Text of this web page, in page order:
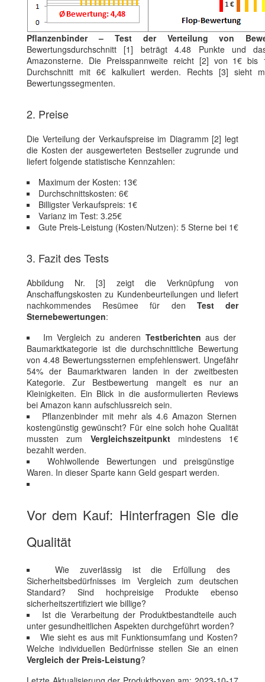
Pflanzenbinder – Test der Verteilung von
Bewertungsdurchschnitt [1] beträgt 4.48 Punkte und
Amazonsterne. Die Preisspannweite reicht [2] von 1€
Durchschnitt mit 6€ kalkuliert werden. Rechts [3] sieht
Bewertungssegmenten.
2. Preise
Die Verteilung der Verkaufspreise im Diagramm [2] legt
die Kosten der ausgewerteten Bestseller zugrunde und
liefert folgende statistische Kennzahlen:
Maximum der Kosten: 13€
Durchschnittskosten: 6€
Billigster Verkaufspreis: 1€
Varianz im Test: 3.25€
Gute Preis-Leistung (Kosten/Nutzen): 5 Sterne bei 1€
3. Fazit des Tests
Abbildung Nr. [3] zeigt die Verknüpfung von
Anschaffungskosten zu Kundenbeurteilungen und liefert
nachkommendes Resümee für den Test der
Sternebewertungen:
Im Vergleich zu anderen Testberichten aus der
Baumarktkategorie ist die durchschnittliche Bewertung
von 4.48 Bewertungssternen empfehlenswert. Ungefähr
54% der Baumarktwaren landen in der zweitbesten
Kategorie. Zur Bestbewertung mangelt es nur an
Kleinigkeiten. Ein Blick in die ausformulierten Reviews
bei Amazon kann aufschlussreich sein.
Pflanzenbinder mit mehr als 4.6 Amazon Sternen
kostengünstig gewünscht? Für eine solch hohe Qualität
mussten zum Vergleichszeitpunktmindestens 1€
bezahlt werden.
Wohlwollende Bewertungen und preisgünstige
Waren. In dieser Sparte kann Geld gespart werden.
Vor dem Kauf: Hinterfragen Sie die
Qualität
Wie zuverlässig ist die Erfüllung des
Sicherheitsbedürfnisses im Vergleich zum deutschen
Standard? Sind hochpreisige Produkte ebenso
sicherheitszertifiziert wie billige?
Ist die Verarbeitung der Produktbestandteile auch
unter gesundheitlichen Aspekten durchgeführt worden?
Wie sieht es aus mit Funktionsumfang und Kosten?
Welche individuellen Bedürfnisse stellen Sie an einen
Vergleich der Preis-Leistung?